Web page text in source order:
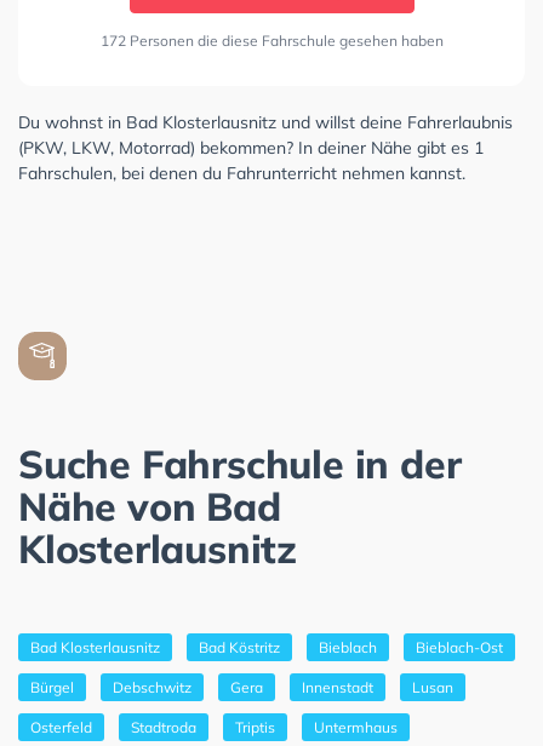
172 Personen die diese Fahrschule gesehen haben
Du wohnst in Bad Klosterlausnitz und willst deine Fahrerlaubnis
(PKW, LKW, Motorrad) bekommen? In deiner Nähe gibt es 1
Fahrschulen, bei denen du Fahrunterricht nehmen kannst.
Suche Fahrschule in der
Nähe von Bad
Klosterlausnitz
Bad Klosterlausnitz Bad Köstritz Bieblach Bieblach-Ost
Bürgel Debschwitz Gera Innenstadt Lusan
Osterfeld Stadtroda Triptis Untermhaus